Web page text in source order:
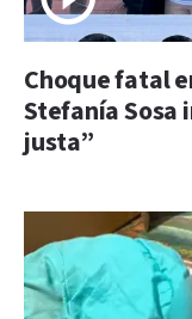
Choque fatal
Stefanía Sosa
justa”